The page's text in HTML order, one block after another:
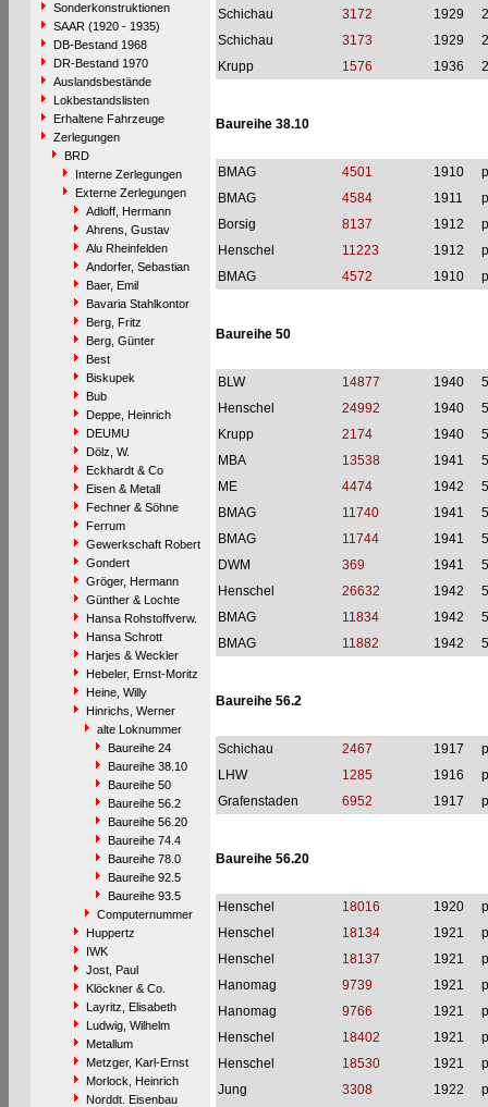
Sonderkonstruktionen
SAAR (1920 - 1935)
DB-Bestand 1968
DR-Bestand 1970
Auslandsbestände
Lokbestandslisten
Erhaltene Fahrzeuge
Zerlegungen
BRD
Interne Zerlegungen
Externe Zerlegungen
Adloff, Hermann
Ahrens, Gustav
Alu Rheinfelden
Andorfer, Sebastian
Baer, Emil
Bavaria Stahlkontor
Berg, Fritz
Berg, Günter
Best
Biskupek
Bub
Deppe, Heinrich
DEUMU
Dölz, W.
Eckhardt & Co
Eisen & Metall
Fechner & Söhne
Ferrum
Gewerkschaft Robert
Gondert
Gröger, Hermann
Günther & Lochte
Hansa Rohstoffverw.
Hansa Schrott
Harjes & Weckler
Hebeler, Ernst-Moritz
Heine, Willy
Hinrichs, Werner
alte Loknummer
Baureihe 24
Baureihe 38.10
Baureihe 50
Baureihe 56.2
Baureihe 56.20
Baureihe 74.4
Baureihe 78.0
Baureihe 92.5
Baureihe 93.5
Computernummer
Huppertz
IWK
Jost, Paul
Klöckner & Co.
Layritz, Elisabeth
Ludwig, Wilhelm
Metallum
Metzger, Karl-Ernst
Morlock, Heinrich
Norddt. Eisenbau
Schichau
3172 1929
Schichau
3173 1929
Krupp
1576 1936
Baureihe 38.10
BMAG 4501 1910
BMAG
4584 1911
Borsig
8137 1912
Henschel
11223 1912
BMAG
4572 1910
Baureihe 50
BLW 14877 1940
Henschel
24992 1940
Krupp
2174 1940
MBA
13538 1941
ME
4474 1942
BMAG
11740 1941
BMAG
11744 1941
DWM
369 1941
Henschel
26632 1942
BMAG
11834 1942
BMAG
11882 1942
Baureihe 56.2
Schichau 2467 1917
LHW
1285 1916
Grafenstaden
6952 1917
Baureihe 56.20
Henschel 18016 1920
Henschel
18134 1921
Henschel
18137 1921
Hanomag
9739 1921
Hanomag
9766 1921
Henschel
18402 1921
Henschel
18530 1921
Jung
3308 1922